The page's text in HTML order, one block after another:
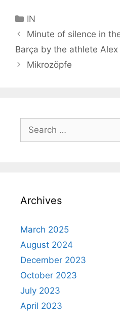
Categories
IN
Minute of silence in
Barça by the athlete Alex
Mikrozöpfe
for:
Archives
March 2025
August 2024
December 2023
October 2023
July 2023
April 2023